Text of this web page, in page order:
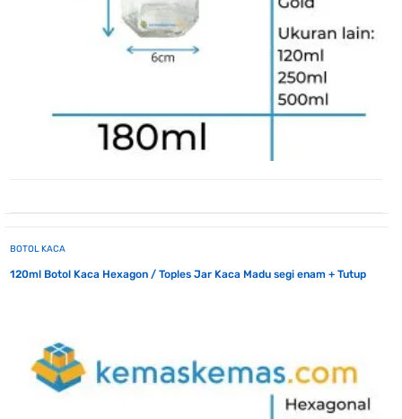
BOTOL KACA
120ml Botol Kaca Hexagon / Toples Jar Kaca Madu segi enam + Tutup